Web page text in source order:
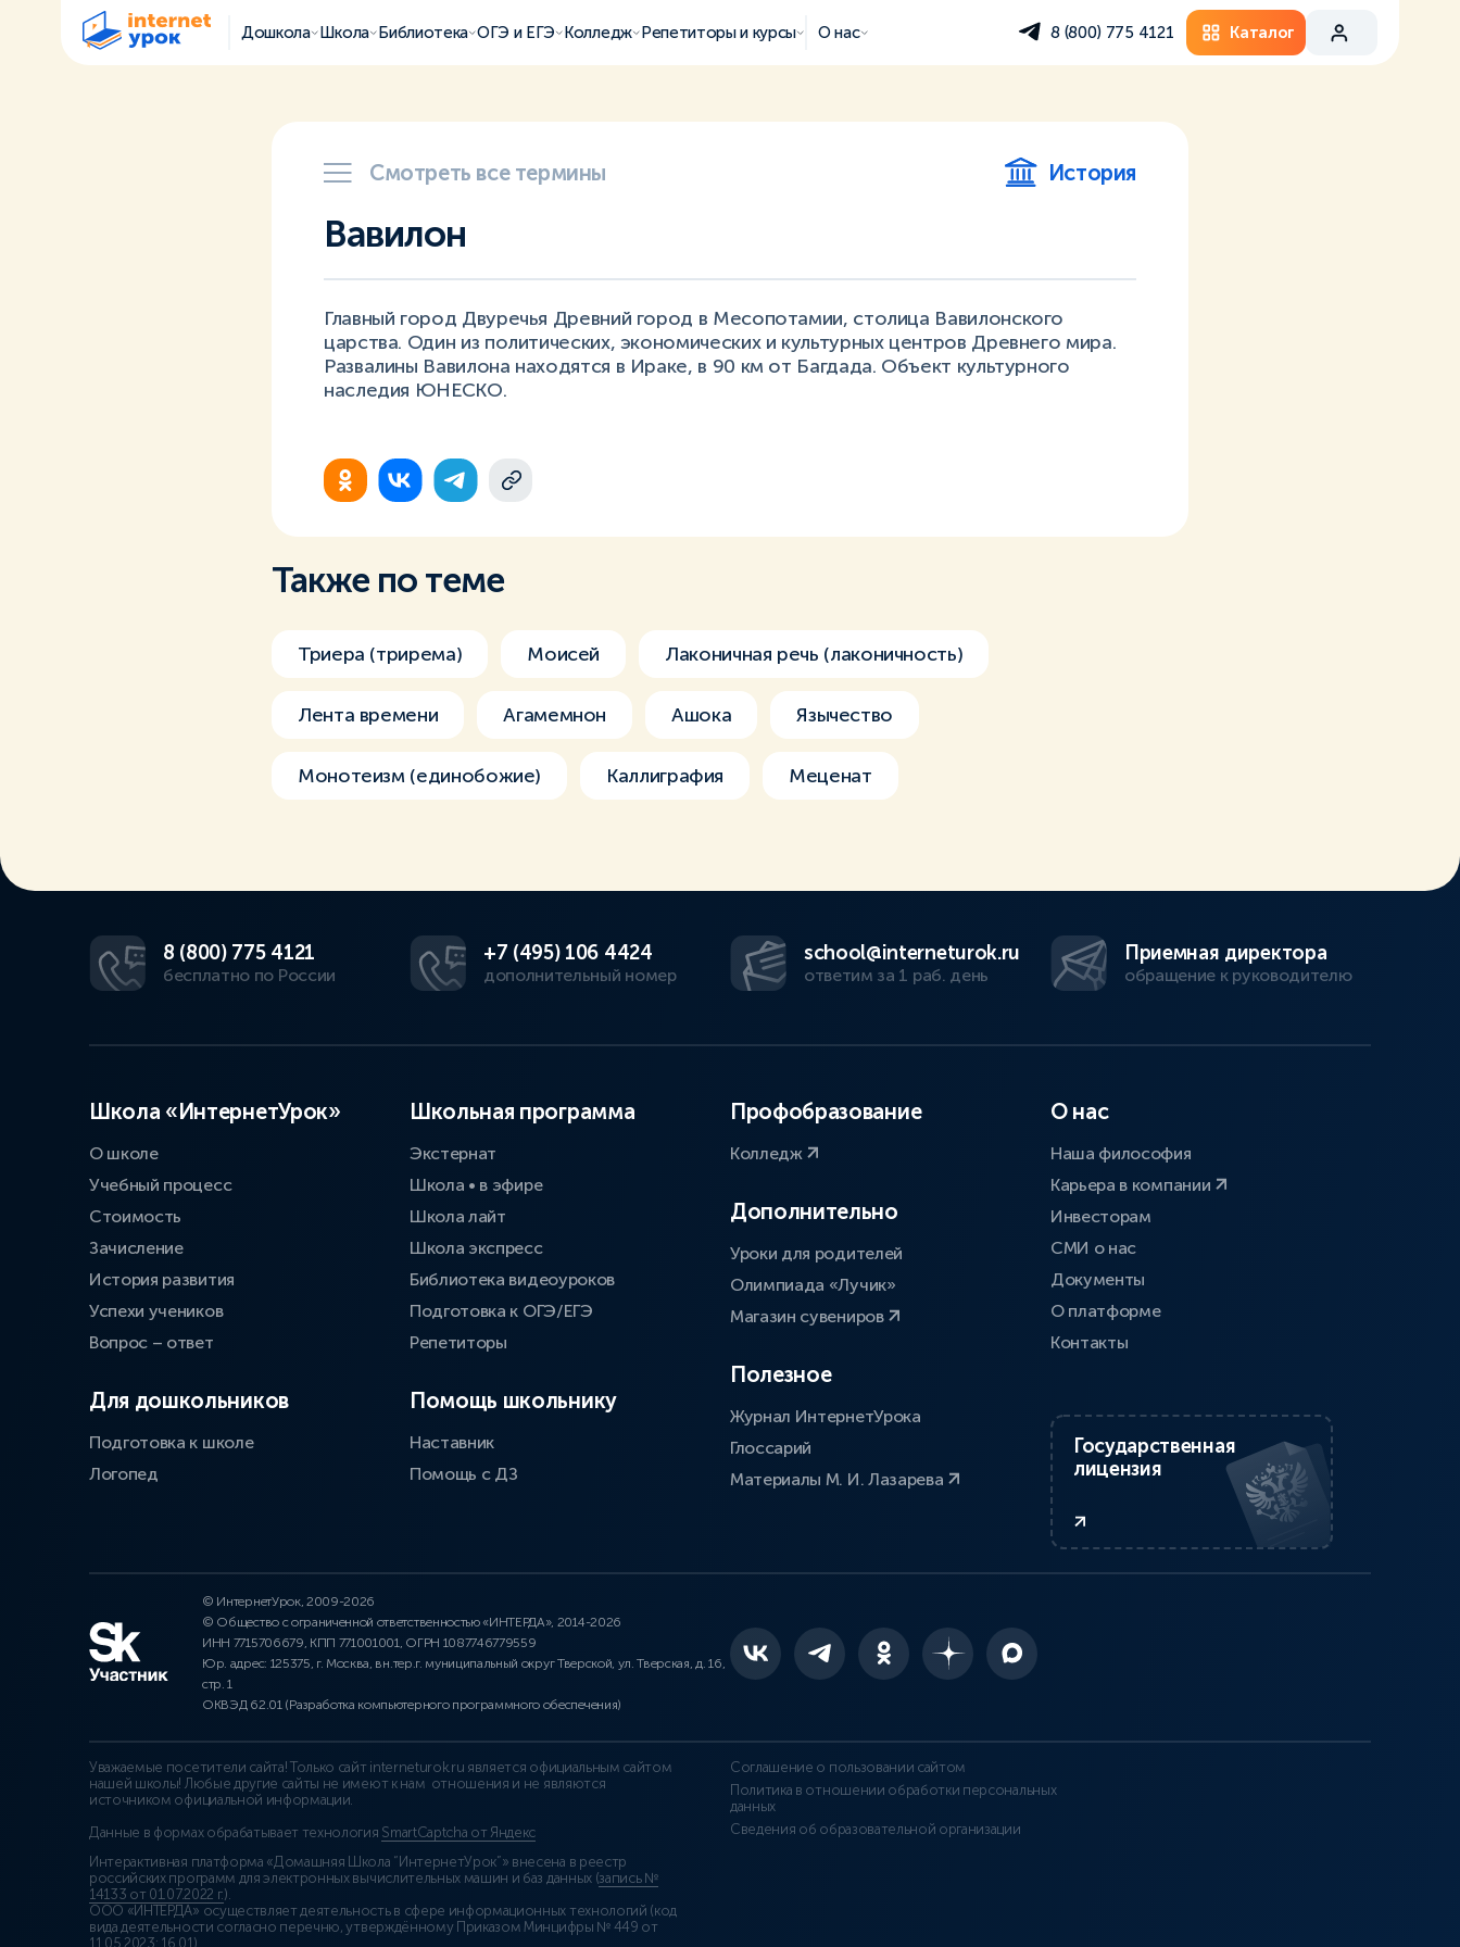
Дошкола Школа Библиотека ОГЭ и ЕГЭ Колледж Репетиторы и курсы О нас 8 (800) 775 4121 Каталог
Смотреть все термины История
Вавилон
Главный город Двуречья Древний город в Месопотамии, столица Вавилонского
царства. Один из политических, экономических и культурных центров Древнего мира.
Развалины Вавилона находятся в Ираке, в 90 км от Багдада. Объект культурного
наследия ЮНЕСКО.
Также по теме
Триера (трирема) Моисей Лаконичная речь (лаконичность)
Лента времени Агамемнон Ашока Язычество
Монотеизм (единобожие) Каллиграфия Меценат
8 (800) 775 4121
бесплатно по России
+7 (495) 106 4424
дополнительный номер
school@interneturok.ru
ответим за 1 раб. день
Приемная директора
обращение к руководителю
Школа «ИнтернетУрок»
О школе
Учебный процесс
Стоимость
Зачисление
История развития
Успехи учеников
Вопрос – ответ
Для дошкольников
Подготовка к школе
Логопед
Школьная программа
Экстернат
Школа • в эфире
Школа лайт
Школа экспресс
Библиотека видеоуроков
Подготовка к ОГЭ/ЕГЭ
Репетиторы
Помощь школьнику
Наставник
Помощь с ДЗ
Профобразование
Колледж
Дополнительно
Уроки для родителей
Олимпиада «Лучик»
Магазин сувениров
Полезное
Журнал ИнтернетУрока
Глоссарий
Материалы М. И. Лазарева
О нас
Наша философия
Карьера в компании
Инвесторам
СМИ о нас
Документы
О платформе
Контакты
Государственная
лицензия
© ИнтернетУрок, 2009-2026
© Общество с ограниченной ответственностью «ИНТЕРДА», 2014-2026
ИНН 7715706679, КПП 771001001, ОГРН 1087746779559
Юр. адрес: 125375, г. Москва, вн.тер.г. муниципальный округ Тверской, ул. Тверская, д. 16,
стр. 1
ОКВЭД 62.01 (Разработка компьютерного программного обеспечения)
Уважаемые посетители сайта! Только сайт interneturok.ru является официальным сайтом
нашей школы! Любые другие сайты не имеют к нам отношения и не являются
источником официальной информации.
Данные в формах обрабатывает технология SmartCaptcha от Яндекс
Интерактивная платформа «Домашняя Школа “ИнтернетУрок”» внесена в реестр
российских программ для электронных вычислительных машин и баз данных (запись №
14133 от 01.07.2022 г.).
ООО «ИНТЕРДА» осуществляет деятельность в сфере информационных технологий (код
вида деятельности согласно перечню, утверждённому Приказом Минцифры № 449 от
11.05.2023: 16.01)
Соглашение о пользовании сайтом
Политика в отношении обработки персональных
данных
Сведения об образовательной организации